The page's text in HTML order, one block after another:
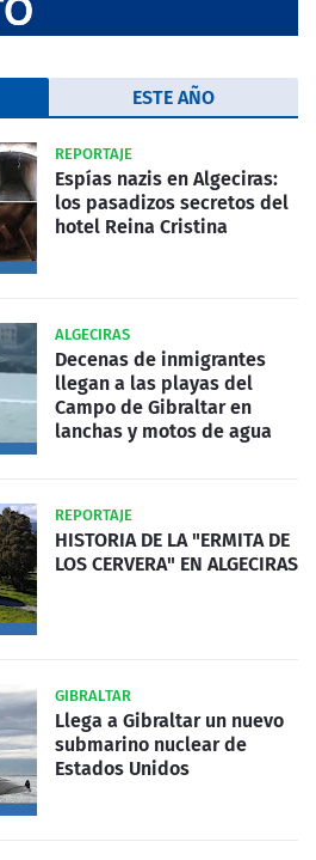
ESTE AÑO
REPORTAJE
Espías nazis en Algeciras:
los pasadizos secretos del
hotel Reina Cristina
ALGECIRAS
Decenas de inmigrantes
llegan a las playas del
Campo de Gibraltar en
lanchas y motos de agua
REPORTAJE
HISTORIA DE LA "ERMITA DE
LOS CERVERA" EN ALGECIRAS
GIBRALTAR
Llega a Gibraltar un nuevo
submarino nuclear de
Estados Unidos